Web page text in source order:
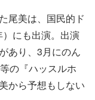
尾美は、国民的ド
にも出演。出演
あり、3月にのん
の『ハッスルホ
から予想もしない